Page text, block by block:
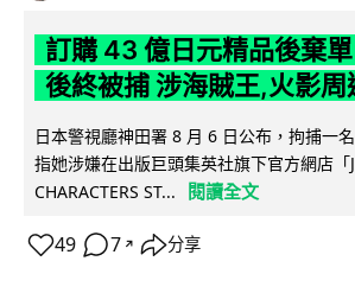
訂購 43 億日元精品後棄
後終被捕 涉海賊王,火影周
日本警視廳神田署 8 月 6 日公布，拘捕一
指她涉嫌在出版巨頭集英社旗下官方網店「
CHARACTERS ST...
閱讀全文
49 7 ↗ 分享